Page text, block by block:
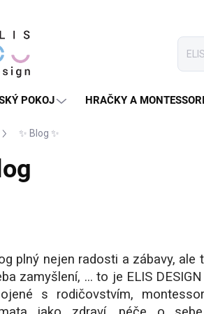
POKOJ HRAČKY A MONTESSORI
✨ Blog ✨
plný nejen radosti a zábavy, ale
zamyšlení, ... to je ELIS
s rodičovstvím,